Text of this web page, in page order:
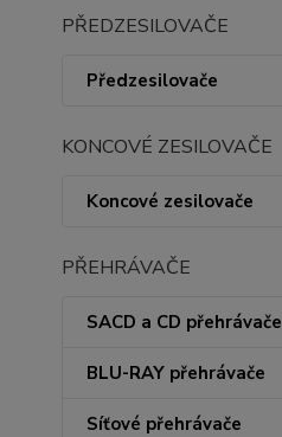
PŘEDZESILOVAČE
Předzesilovače
KONCOVÉ ZESILOVAČE
Koncové zesilovače
PŘEHRÁVAČE
SACD a CD přehrávače
BLU-RAY přehrávače
Síťové přehrávače